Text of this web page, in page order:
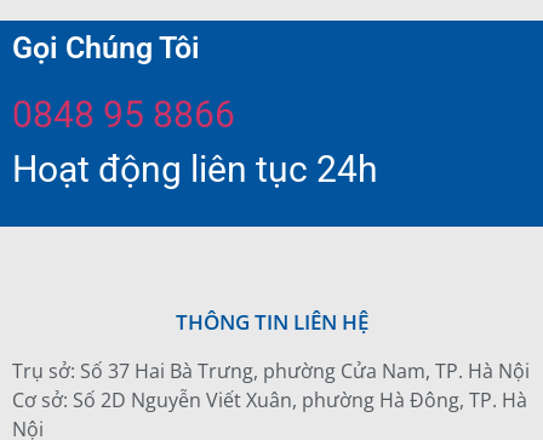
Gọi Chúng Tôi
0848 95 8866
Hoạt động liên tục 24h
THÔNG TIN LIÊN HỆ
Trụ sở: Số 37 Hai Bà Trưng, phường Cửa Nam, TP. Hà Nội
Cơ sở: Số 2D Nguyễn Viết Xuân, phường Hà Đông, TP. Hà
Nội